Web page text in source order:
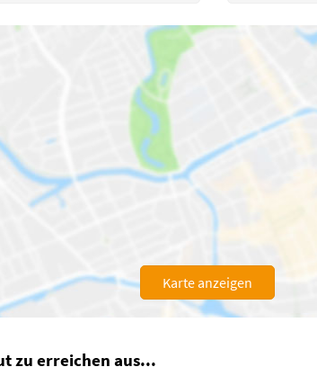
Karte anzeigen
zu erreichen aus...